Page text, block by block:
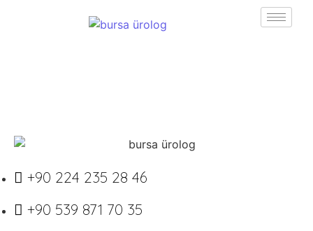
+90 224 235 28 46
+90 539 871 70 35